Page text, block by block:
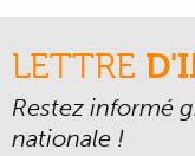
LETTRE
Restez informé
nationale !